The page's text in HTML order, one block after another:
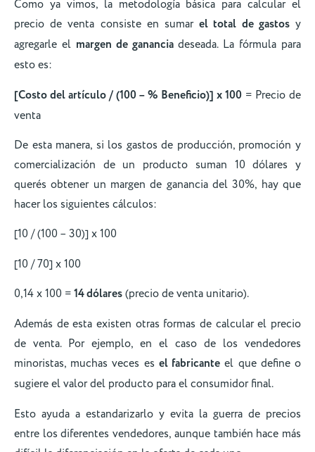
Como ya vimos, la metodología básica para calcular el
precio de venta consiste en sumarel total de gastosy
agregarle el margen de ganancia deseada. La fórmula para
esto es:
[Costo del artículo / (100 – % Beneficio)] x 100 = Precio de
venta
De esta manera, si los gastos de producción, promoción y
comercialización de un producto suman 10 dólares y
querés obtener un margen de ganancia del 30%, hay que
hacer los siguientes cálculos:
[10 / (100 – 30)] x 100
[10 / 70] x 100
0,14 x 100 =14 dólares(precio de venta unitario).
Además de esta existen otras formas de calcular el precio
de venta. Por ejemplo, en el caso de los vendedores
minoristas, muchas veces es el fabricante el que define o
sugiere el valor del producto para el consumidor final.
Esto ayuda a estandarizarlo y evita la guerra de precios
entre los diferentes vendedores, aunque también hace más